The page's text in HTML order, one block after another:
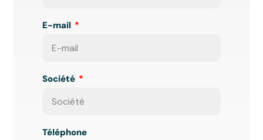
E-mail
Société
Téléphone